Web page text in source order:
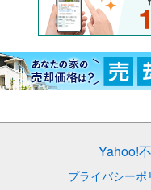
Yahoo!
プライバシーポ